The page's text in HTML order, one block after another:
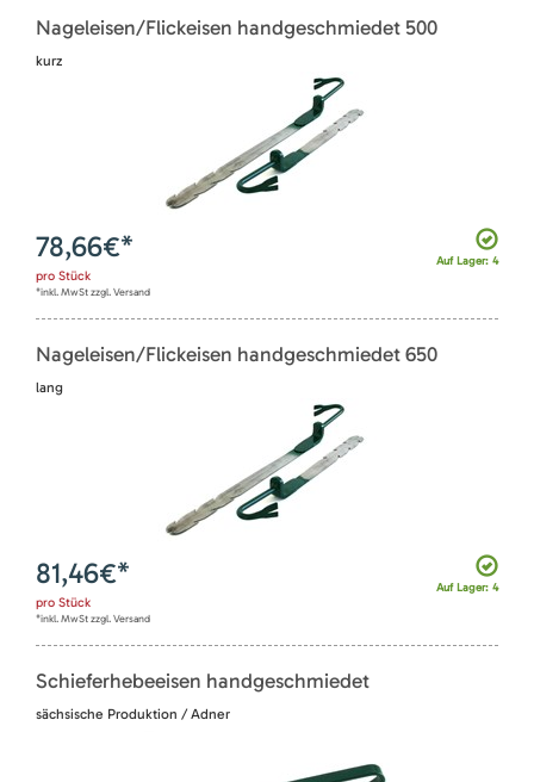
Nageleisen/Flickeisen handgeschmiedet 500
kurz
Auf Lager: 4
78,66€*
pro Stück
*inkl. MwSt zzgl. Versand
Nageleisen/Flickeisen handgeschmiedet 650
lang
Auf Lager: 4
81,46€*
pro Stück
*inkl. MwSt zzgl. Versand
Schieferhebeeisen handgeschmiedet
sächsische Produktion / Adner